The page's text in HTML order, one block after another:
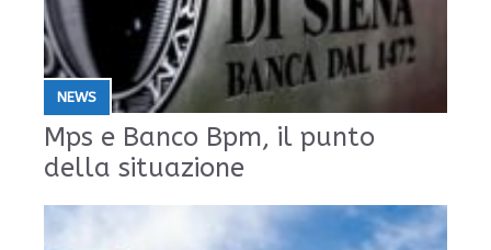
NEWS
Mps e Banco Bpm, il punto
della situazione